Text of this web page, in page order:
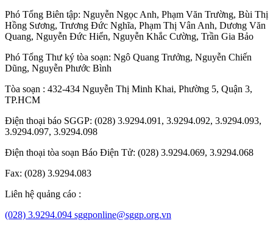
Phó Tổng Biên tập: Nguyễn Ngọc Anh, Phạm Văn Trường, Bùi Thị
Hồng Sương, Trương Đức Nghĩa, Phạm Thị Vân Anh, Dương Văn
Quang, Nguyễn Đức Hiển, Nguyễn Khắc Cường, Trần Gia Bảo
Phó Tổng Thư ký tòa soạn: Ngô Quang Trưởng, Nguyễn Chiến
Dũng, Nguyễn Phước Bình
Tòa soạn : 432-434 Nguyễn Thị Minh Khai, Phường 5, Quận 3,
TP.HCM
Điện thoại báo SGGP: (028) 3.9294.091, 3.9294.092, 3.9294.093,
3.9294.097, 3.9294.098
Điện thoại tòa soạn Báo Điện Tử: (028) 3.9294.069, 3.9294.068
Fax: (028) 3.9294.083
Liên hệ quảng cáo :
(028) 3.9294.094 sggponline@sggp.org.vn